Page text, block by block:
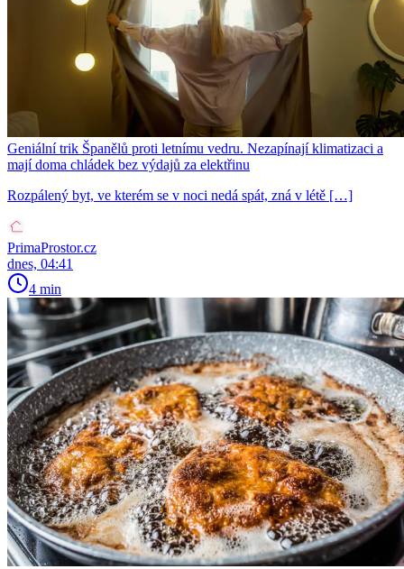
Geniální trik Španělů proti letnímu vedru. Nezapínají klimatizaci a
mají doma chládek bez výdajů za elektřinu
Rozpálený byt, ve kterém se v noci nedá spát, zná v létě […]
PrimaProstor.cz
dnes, 04:41
4 min